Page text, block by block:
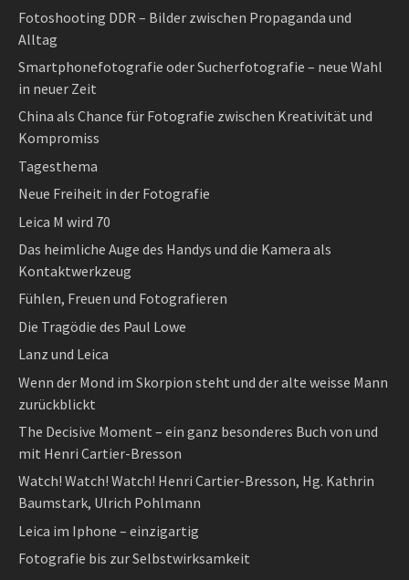
Fotoshooting DDR – Bilder zwischen Propaganda und
Alltag
Smartphonefotografie oder Sucherfotografie – neue Wahl
in neuer Zeit
China als Chance für Fotografie zwischen Kreativität und
Kompromiss
Tagesthema
Neue Freiheit in der Fotografie
Leica M wird 70
Das heimliche Auge des Handys und die Kamera als
Kontaktwerkzeug
Fühlen, Freuen und Fotografieren
Die Tragödie des Paul Lowe
Lanz und Leica
Wenn der Mond im Skorpion steht und der alte weisse Mann
zurückblickt
The Decisive Moment – ein ganz besonderes Buch von und
mit Henri Cartier-Bresson
Watch! Watch! Watch! Henri Cartier-Bresson, Hg. Kathrin
Baumstark, Ulrich Pohlmann
Leica im Iphone – einzigartig
Fotografie bis zur Selbstwirksamkeit